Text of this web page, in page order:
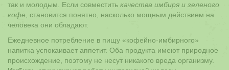
так и молодым. Если совместить качества имбиря и зеленого
кофе , становится понятно, насколько мощным действием на
человека они обладают.
Ежедневное потребление в пищу «кофейно-имбирного»
напитка успокаивает аппетит. Оба продукта имеют природное
происхождение, поэтому не несут никакого вреда организму.